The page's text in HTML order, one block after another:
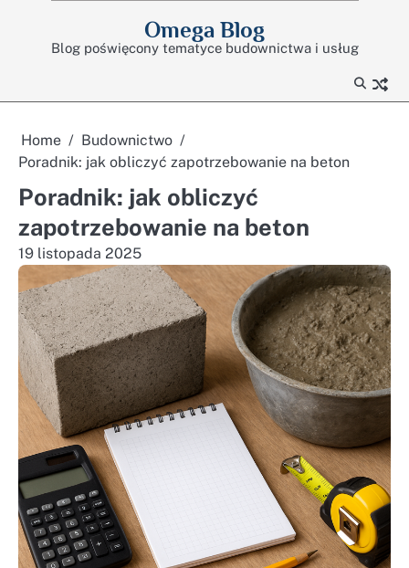
Omega Blog
Blog poświęcony tematyce budownictwa i usług
Home
Budownictwo
Poradnik: jak obliczyć zapotrzebowanie na beton
Poradnik: jak obliczyć
zapotrzebowanie na beton
19 listopada 2025